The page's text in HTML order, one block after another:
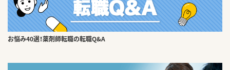
お悩み40選！薬剤師転職の転職Q&A